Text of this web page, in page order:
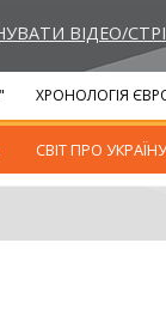
ВІДЕО/
СВІТ ПРО УКРАЇНУ
ХРОНОЛОГІЯ